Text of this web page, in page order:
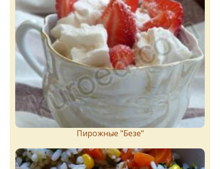
Пирожныe "Бeзe"